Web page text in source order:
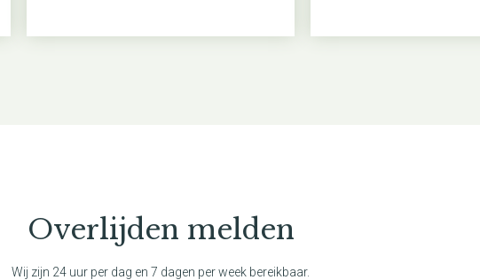
Overlijden melden
Wij zijn 24 uur per dag en 7 dagen per week bereikbaar.